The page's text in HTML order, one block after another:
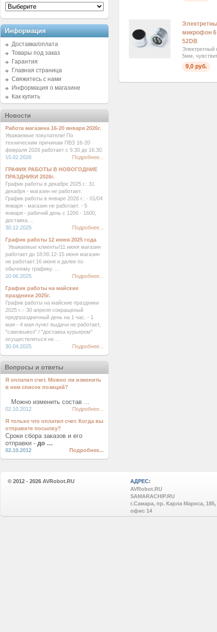
микрофон
52DB
Электретный
5мм,
9,0 руб.
Информация
Доставка/оплата
Товары под заказ
Гарантия
Главная страница
Свяжитесь с нами
Информация о магазине
Как купить
Новости
Работа магазина 16-20 января 2026г.
Уважаемые покупатели! По
техническим причинам ПВЗ 16-20
февраля 2026 работает с 9.30 до 16.30.
15.02.2026
Подробнее...
ГРАФИК РАБОТЫ В НОВОГОДНИЕ
ПРАЗДНИКИ 2026г.
График работы в декабре 2025 г.: 31
декабря - магазин не работает.
График работы в январе 2026 г.: - 01/04
января - магазин не работает. - 5
января - рабочий день с 1200 - 1600,
доставка ...
30.12.2025
Подробнее...
График работы 12 июня 2025 года
Уважаемые клиенты!11 июня магазин
работает до 18:00.12-15 июня магазин
не работает.16 июня и далее по
обычному графику. ...
10.06.2025
Подробнее...
График работы на майские
праздники 2025г.
График работы на майские праздники
2025 г.:- 30 апреля сокращеный
предпраздничный день на 1 час. - 1
мая - 4 мая пункт выдачи не работает,
"самовывоз" / "доставка курьером"
осуществляться не ...
30.04.2025
Подробнее...
Вопросы и ответы
Я оплатил счет. Можно ли изменить
в нем список позиций?
Можно изменить состав ...
02.10.2012 Подробнее...
Я только что оплатил счет. Когда вы
отправите посылку?
Сроки сбора заказов и его
отправки - до ...
02.10.2012 Подробнее...
© 2012 - 2026 AVRobot.RU
АДРЕС:
AVRobot.RU
SAMARACHIP.RU
г.Самара, пр. Карла Маркса, 185,
офис 14